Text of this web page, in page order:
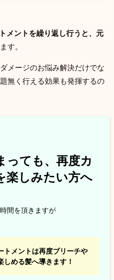
メントを繰り返し行うと、元
す。
メージのお悩み解決だけでな
無く行える効果も発揮するの
っても、再度カ
楽しみたい方へ
間を頂きますが
トメントは再度ブリーチや
しめる髪へ導きます！